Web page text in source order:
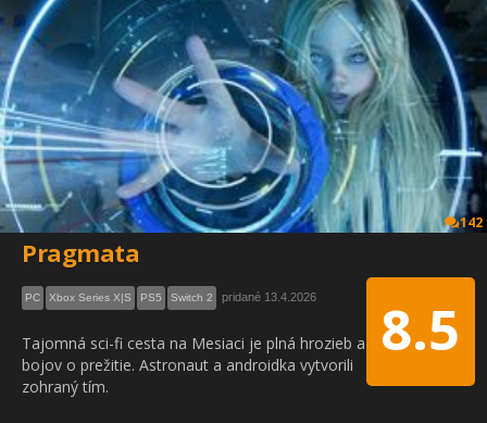
142
Pragmata
8.5
PC Xbox Series X|S PS5 Switch 2 pridané 13.4.2026
Tajomná sci-fi cesta na Mesiaci je plná hrozieb a
bojov o prežitie. Astronaut a androidka vytvorili
zohraný tím.